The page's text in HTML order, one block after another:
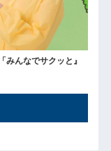
みんなでサクッと』